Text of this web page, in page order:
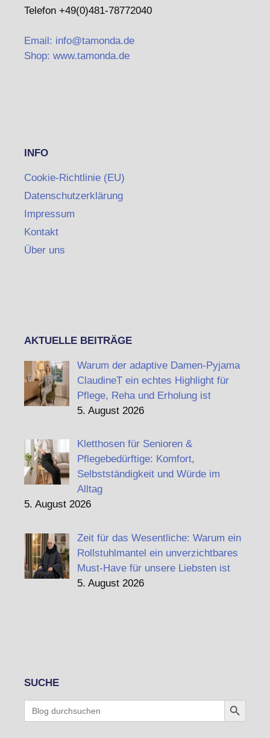
Telefon +49(0)481-78772040
Email: info@tamonda.de
Shop: www.tamonda.de
INFO
Cookie-Richtlinie (EU)
Datenschutzerklärung
Impressum
Kontakt
Über uns
AKTUELLE BEITRÄGE
Warum der adaptive Damen-Pyjama
ClaudineT ein echtes Highlight für
Pflege, Reha und Erholung ist
5. August 2026
Kletthosen für Senioren &
Pflegebedürftige: Komfort,
Selbstständigkeit und Würde im
Alltag
5. August 2026
Zeit für das Wesentliche: Warum ein
Rollstuhlmantel ein unverzichtbares
Must-Have für unsere Liebsten ist
5. August 2026
SUCHE
for:
Search Button